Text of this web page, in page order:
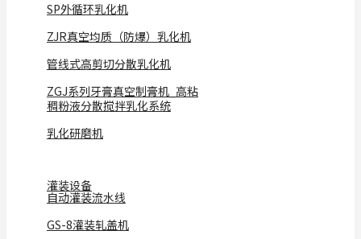
SP外循环乳化机
ZJR真空均质（防爆）乳化机
管线式高剪切分散乳化机
ZGJ系列牙膏真空制膏机_高粘
稠粉液分散搅拌乳化系统
乳化研磨机
灌装设备
自动灌装流水线
GS-8灌装轧盖机